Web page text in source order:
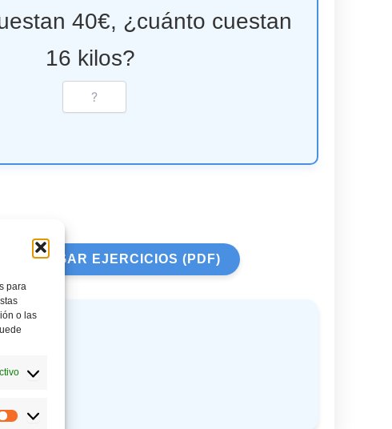
para
o las
Preferencias
40€, ¿cuánto cuestan
16 kilos?
DESCARGAR EJERCICIOS (PDF)